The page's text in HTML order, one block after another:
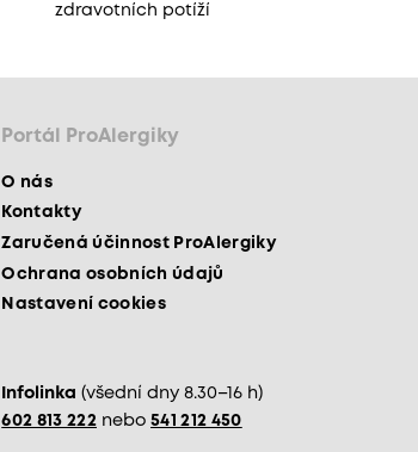
zdravotních potíží
Portál ProAlergiky
O nás
Kontakty
Zaručená účinnost ProAlergiky
Ochrana osobních údajů
Nastavení cookies
Infolinka (všední dny 8.30–16 h)
602 813 222 nebo 541 212 450